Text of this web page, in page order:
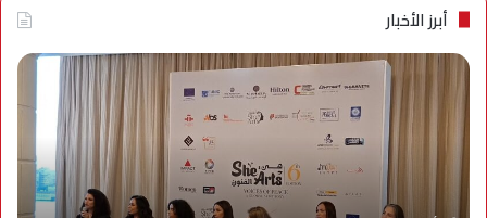
أبرز الأخبار
لأول
معارض
فنية
في
«سينما
راديو»
مع